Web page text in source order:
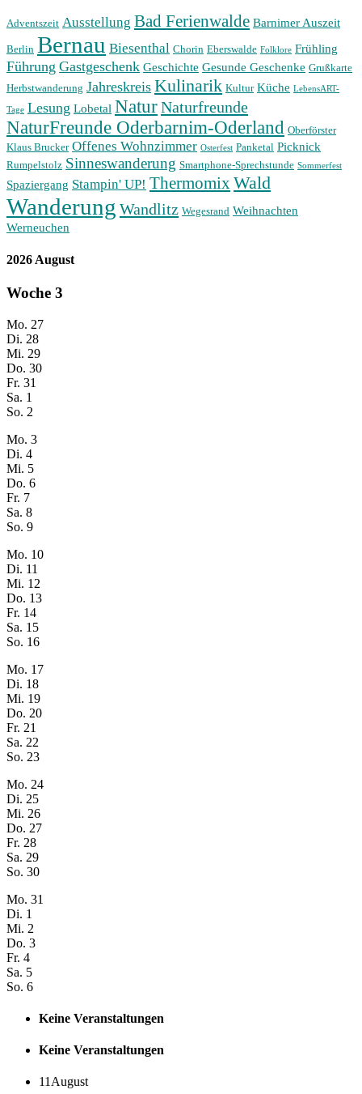
Adventszeit Ausstellung Bad Ferienwalde Barnimer Auszeit
Berlin Bernau Biesenthal Chorin Eberswalde Folklore Frühling
Führung Gastgeschenk Geschichte Gesunde Geschenke Grußkarte
Herbstwanderung Jahreskreis Kulinarik Kultur Küche LebensART-
Tage Lesung Lobetal NaturNaturfreunde
NaturFreunde Oderbarnim-Oderland Oberförster
Klaus Brucker Offenes Wohnzimmer Osterfest Panketal Picknick
Rumpelstolz Sinneswanderung Smartphone-Sprechstunde Sommerfest
Spaziergang Stampin' UP! ThermomixWald
Wanderung Wandlitz Wegesrand Weihnachten
Werneuchen
2026 August
Woche 3
Mo. 27
Di. 28
Mi. 29
Do. 30
Fr. 31
Sa. 1
So. 2
Mo. 3
Di. 4
Mi. 5
Do. 6
Fr. 7
Sa. 8
So. 9
Mo. 10
Di. 11
Mi. 12
Do. 13
Fr. 14
Sa. 15
So. 16
Mo. 17
Di. 18
Mi. 19
Do. 20
Fr. 21
Sa. 22
So. 23
Mo. 24
Di. 25
Mi. 26
Do. 27
Fr. 28
Sa. 29
So. 30
Mo. 31
Di. 1
Mi. 2
Do. 3
Fr. 4
Sa. 5
So. 6
Keine Veranstaltungen
Keine Veranstaltungen
11August